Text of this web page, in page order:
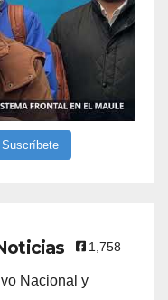
Suscríbete
1,758
Nacional y